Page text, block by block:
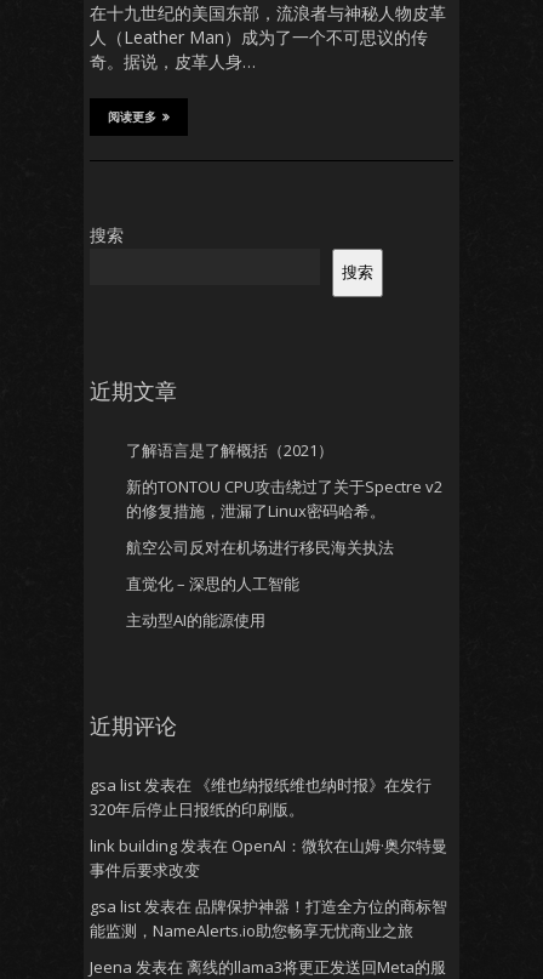
在十九世纪的美国东部，流浪者与神秘人物皮革
人（Leather Man）成为了一个不可思议的传
奇。据说，皮革人身…
阅读更多
搜索
搜索
近期文章
了解语言是了解概括（2021）
新的TONTOU CPU攻击绕过了关于Spectre v2
的修复措施，泄漏了Linux密码哈希。
航空公司反对在机场进行移民海关执法
直觉化 – 深思的人工智能
主动型AI的能源使用
近期评论
gsa list发表在
《维也纳报纸维也纳时报》在发行
320年后停止日报纸的印刷版。
link building发表在 OpenAI：微软在山姆·奥尔特曼
事件后要求改变
gsa list发表在 品牌保护神器！打造全方位的商标智
能监测，NameAlerts.io助您畅享无忧商业之旅
Jeena 发表在 离线的llama3将更正发送回Meta的服